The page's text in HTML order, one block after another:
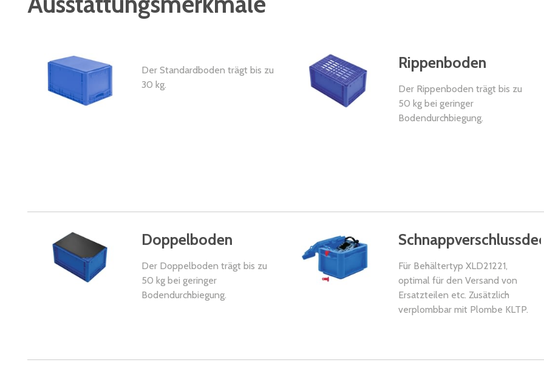
Der Standardboden trägt bis zu
30 kg.
Rippenboden
Der Rippenboden trägt bis zu
50 kg bei geringer
Bodendurchbiegung.
Doppelboden
Der Doppelboden trägt bis zu
50 kg bei geringer
Bodendurchbiegung.
Für Behältertyp XLD21221,
optimal für den Versand von
Ersatzteilen etc. Zusätzlich
verplombbar mit Plombe KLTP.